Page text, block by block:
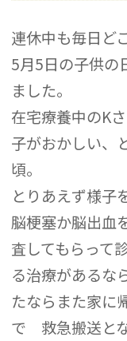
連休中も毎日ど
5月5日の子供の
ました。
在宅療養中のK
子がおかしい、
頃。
とりあえず様子
脳梗塞か脳出血
査してもらって
る治療があるな
たならまた家に
で 救急搬送と